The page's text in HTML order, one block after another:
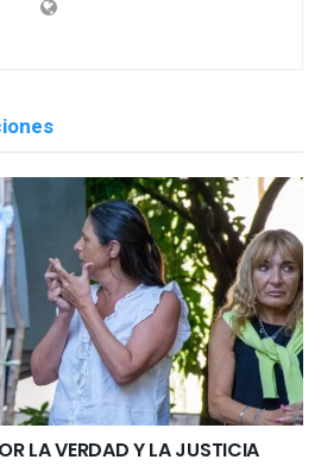
LA VERDAD Y LA JUSTICIA